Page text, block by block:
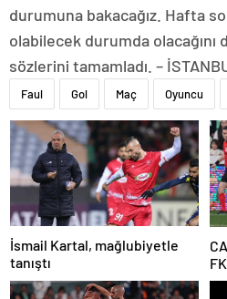
durumuna bakacağız. Hafta
olabilecek durumda
sözlerini tamamladı. –
Faul Gol Maç Oyuncu
İsmail Kartal, mağlubiyetle
tanıştı